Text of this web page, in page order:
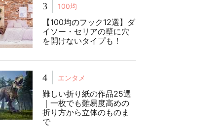
3 100均
【100均のフック12選】ダ
イソー・セリアの壁に穴
を開けないタイプも！
4 エンタメ
難しい折り紙の作品25選
｜一枚でも難易度高めの
折り方から立体のものま
で